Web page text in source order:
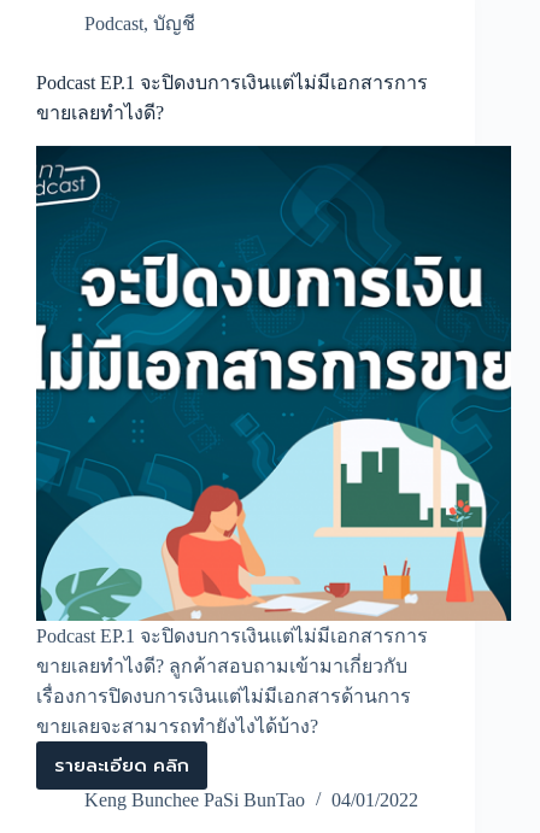
วัน
ที่
หนังสือ
รับรอง
หัก
ณ
กับ
วัน
ที่
จ่าย
ค่า
บริการ
Podcast, บัญชี
Podcast EP.1 จะปิดงบการเงินแต่ไม่มีเอกสารการ
ขายเลยทำไงดี?
Podcast EP.1 จะปิดงบการเงินแต่ไม่มีเอกสารการ
ขายเลยทำไงดี? ลูกค้าสอบถามเข้ามาเกี่ยวกับ
เรื่องการปิดงบการเงินแต่ไม่มีเอกสารด้านการ
ขายเลยจะสามารถทำยังไงได้บ้าง?
รายละเอียด คลิก
Podcast
EP.1
จะ
Keng Bunchee PaSi BunTao 04/01/2022